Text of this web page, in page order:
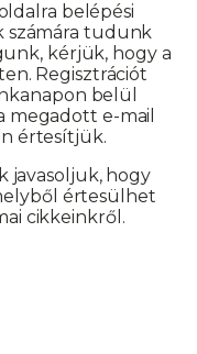
belépési
számára tudunk
kérjük, hogy a
Regisztrációt
belül
megadott e-mail
értesítjük.
javasoljuk, hogy
értesülhet
cikkeinkről.